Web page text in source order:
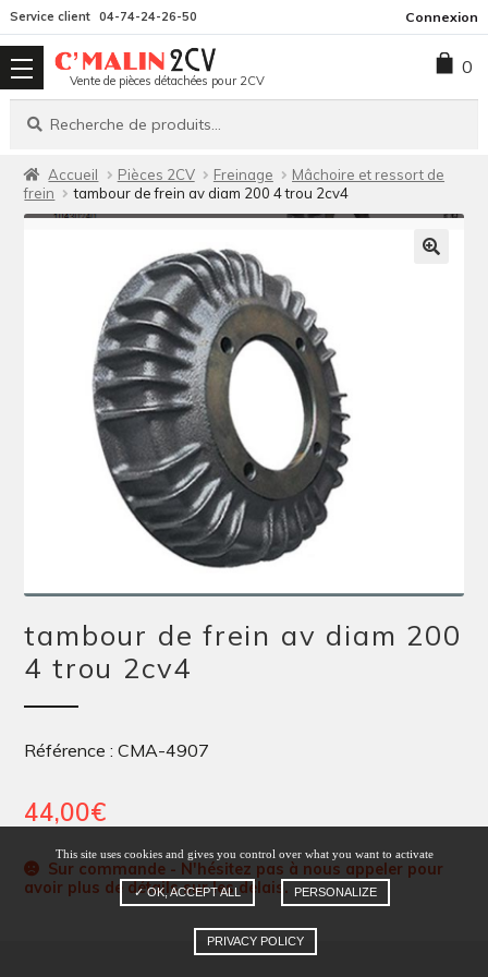
la
navigation
contenu
Service client 04-74-24-26-50 Connexion
Vente de pièces détachées pour 2CV
Recherche
Recherche
0
Accueil Pièces 2CV Freinage
Mâchoire et ressort de
frein
tambour de frein av diam 200 4 trou 2cv4
tambour de frein av diam 200
4 trou 2cv4
Référence : CMA-4907
44,00€
Sur commande - N'hésitez pas à nous appeler pour
avoir plus de détails sur les délais.
This site uses cookies and gives you control over what you want to activate
✓ OK, ACCEPT ALL PERSONALIZE
PRIVACY POLICY